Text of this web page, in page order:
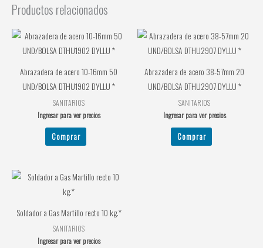
Productos relacionados
Abrazadera de acero 10-16mm 50
UND/BOLSA DTHU1902 DYLLU *
SANITARIOS
Ingresar para ver precios
Comprar
Abrazadera de acero 38-57mm 20
UND/BOLSA DTHU2907 DYLLU *
SANITARIOS
Ingresar para ver precios
Comprar
Soldador a Gas Martillo recto 10 kg.*
SANITARIOS
Ingresar para ver precios